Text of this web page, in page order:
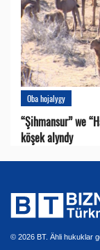
Oba hojalygy
“Şihmansur” we
köşek alyndy
© 2026 BT. Ähli hukuklar